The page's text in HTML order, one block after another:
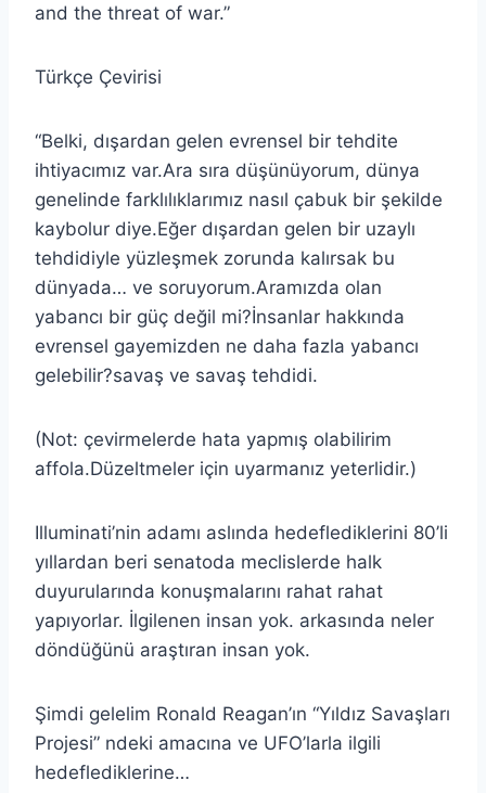
and the threat of war.”
Türkçe Çevirisi
“Belki, dışardan gelen evrensel bir tehdite
ihtiyacımız var.Ara sıra düşünüyorum, dünya
genelinde farklılıklarımız nasıl çabuk bir şekilde
kaybolur diye.Eğer dışardan gelen bir uzaylı
tehdidiyle yüzleşmek zorunda kalırsak bu
dünyada… ve soruyorum.Aramızda olan
yabancı bir güç değil mi?İnsanlar hakkında
evrensel gayemizden ne daha fazla yabancı
gelebilir?savaş ve savaş tehdidi.
(Not: çevirmelerde hata yapmış olabilirim
affola.Düzeltmeler için uyarmanız yeterlidir.)
Illuminati’nin adamı aslında hedeflediklerini 80’li
yıllardan beri senatoda meclislerde halk
duyurularında konuşmalarını rahat rahat
yapıyorlar. İlgilenen insan yok. arkasında neler
döndüğünü araştıran insan yok.
Şimdi gelelim Ronald Reagan’ın “Yıldız Savaşları
Projesi” ndeki amacına ve UFO’larla ilgili
hedeflediklerine…